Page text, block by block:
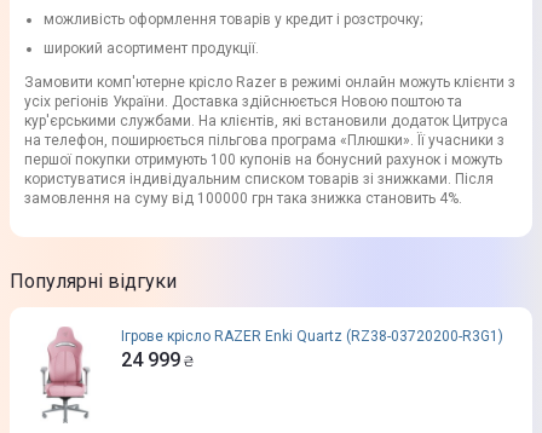
можливість оформлення товарів у кредит і розстрочку;
широкий асортимент продукції.
Замовити комп'ютерне крісло Razer в режимі онлайн можуть клієнти з
усіх регіонів України. Доставка здійснюється Новою поштою та
кур'єрськими службами. На клієнтів, які встановили додаток Цитруса
на телефон, поширюється пільгова програма «Плюшки». Її учасники з
першої покупки отримують 100 купонів на бонусний рахунок і можуть
користуватися індивідуальним списком товарів зі знижками. Після
замовлення на суму від 100000 грн така знижка становить 4%.
Популярні відгуки
Ігрове крісло RAZER Enki Quartz (RZ38-03720200-R3G1)
24 999 ₴